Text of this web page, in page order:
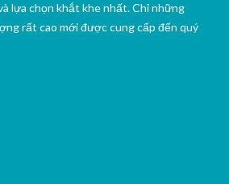
lựa chọn khắt khe nhất. Chỉ những
rất cao mới được cung cấp đến quý